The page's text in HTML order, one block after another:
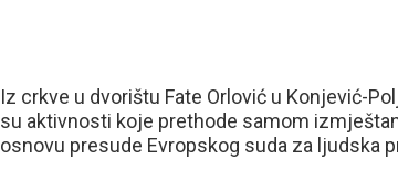
Iz crkve u dvorištu Fate Orlović u Konjević-
su aktivnosti koje prethode samom
osnovu presude Evropskog suda za ljudska